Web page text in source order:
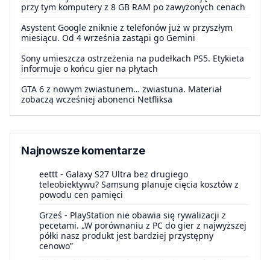
przy tym komputery z 8 GB RAM po zawyżonych cenach
Asystent Google zniknie z telefonów już w przyszłym
miesiącu. Od 4 września zastąpi go Gemini
Sony umieszcza ostrzeżenia na pudełkach PS5. Etykieta
informuje o końcu gier na płytach
GTA 6 z nowym zwiastunem… zwiastuna. Materiał
zobaczą wcześniej abonenci Netfliksa
Najnowsze komentarze
eettt - Galaxy S27 Ultra bez drugiego
teleobiektywu? Samsung planuje cięcia kosztów z
powodu cen pamięci
Grześ - PlayStation nie obawia się rywalizacji z
pecetami. „W porównaniu z PC do gier z najwyższej
półki nasz produkt jest bardziej przystępny
cenowo”